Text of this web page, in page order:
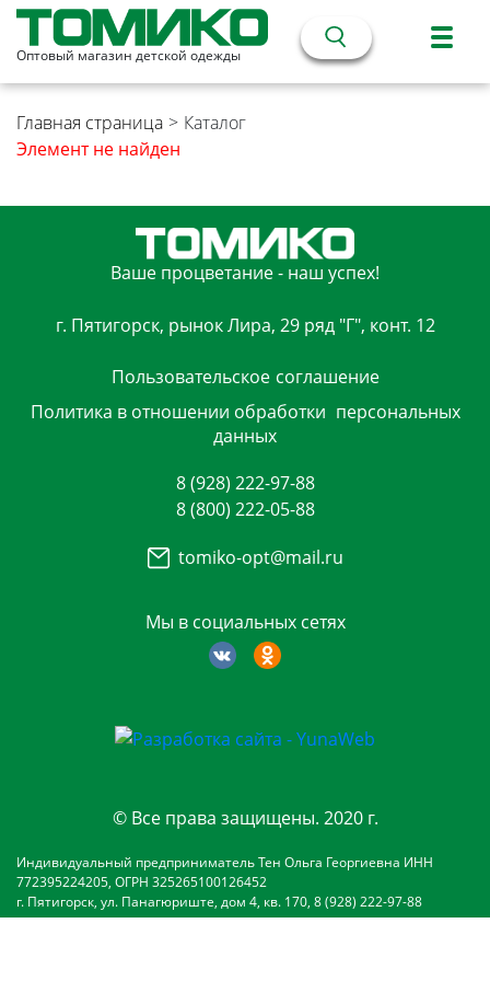
Оптовый магазин детской одежды
Главная страница > Каталог
Элемент не найден
Ваше процветание - наш успех!
г. Пятигорск, рынок Лира, 29 ряд "Г", конт. 12
Пользовательское соглашение
Политика в отношении обработки персональных
данных
Мы в социальных сетях
8 (928) 222-97-88
8 (800) 222-05-88
tomiko-opt@mail.ru
© Все права защищены. 2020 г.
Индивидуальный предприниматель Тен Ольга Георгиевна ИНН
772395224205, ОГРН 325265100126452
г. Пятигорск, ул. Панагюриште, дом 4, кв. 170, 8 (928) 222-97-88